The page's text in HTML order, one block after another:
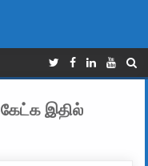
இதில்